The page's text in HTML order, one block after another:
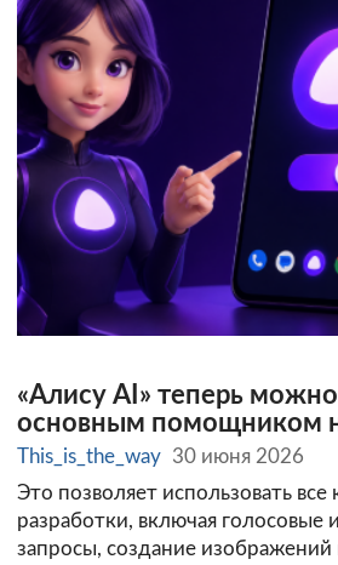
«Алису AI» теперь
основным помощником
This_is_the_way 30 июня 2026
Это позволяет использовать
разработки, включая голосовые
запросы, создание изображений